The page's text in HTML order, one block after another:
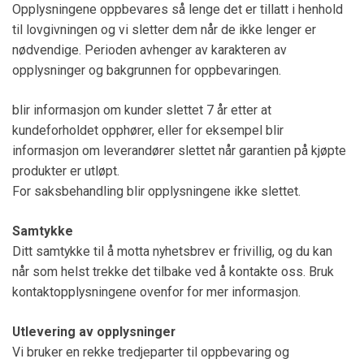
Opplysningene oppbevares så lenge det er tillatt i henhold
til lovgivningen og vi sletter dem når de ikke lenger er
nødvendige. Perioden avhenger av karakteren av
opplysninger og bakgrunnen for oppbevaringen.
blir informasjon om kunder slettet 7 år etter at
kundeforholdet opphører, eller for eksempel blir
informasjon om leverandører slettet når garantien på kjøpte
produkter er utløpt.
For saksbehandling blir opplysningene ikke slettet.
Samtykke
Ditt samtykke til å motta nyhetsbrev er frivillig, og du kan
når som helst trekke det tilbake ved å kontakte oss. Bruk
kontaktopplysningene ovenfor for mer informasjon.
Utlevering av opplysninger
Vi bruker en rekke tredjeparter til oppbevaring og